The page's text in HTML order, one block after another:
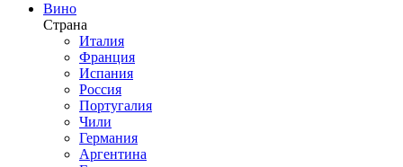
Вино
Страна
Италия
Франция
Испания
Россия
Португалия
Чили
Германия
Аргентина